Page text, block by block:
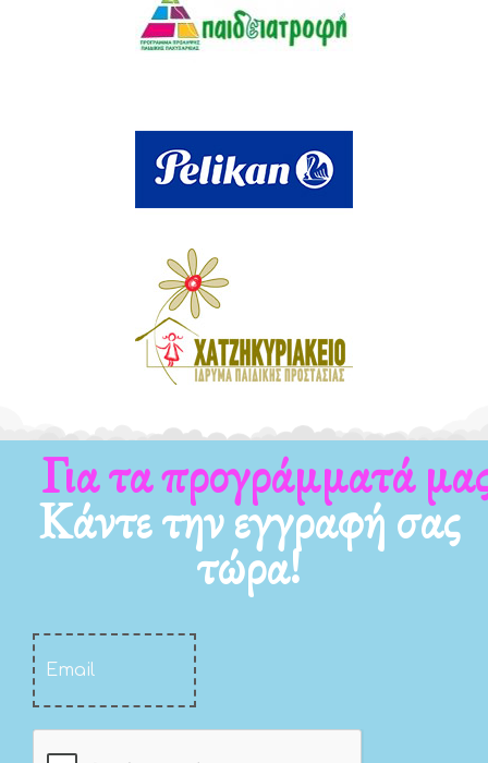
Για τα προγράμματά μας
Κάντε την εγγραφή σας
τώρα!